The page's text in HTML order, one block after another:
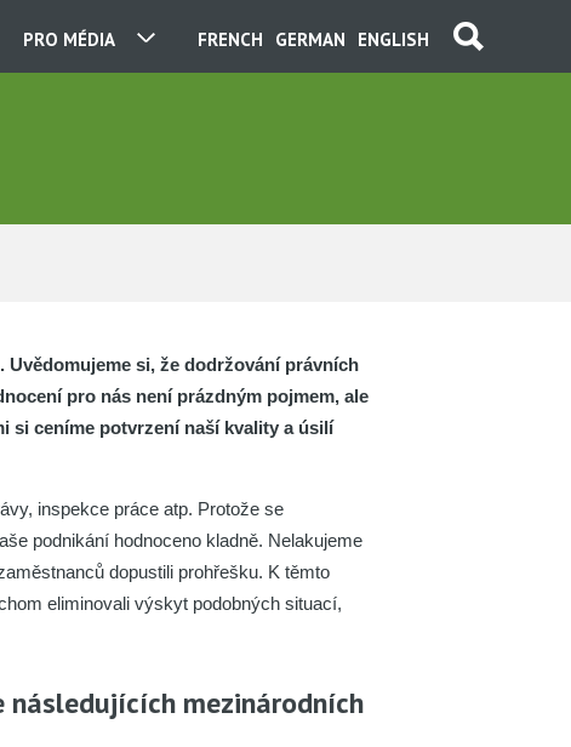
ENGLISH
GERMAN
FRENCH
PRO MÉDIA
Uvědomujeme si, že dodržování právních
pro nás není prázdným pojmem, ale
si ceníme potvrzení naší kvality a úsilí
inspekce práce atp. Protože se
podnikání hodnoceno kladně. Nelakujeme
dopustili prohřešku. K těmto
eliminovali výskyt podobných situací,
následujících mezinárodních